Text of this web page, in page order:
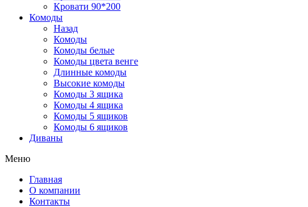
Кровати 90*200
Комоды
Назад
Комоды
Комоды белые
Комоды цвета венге
Длинные комоды
Высокие комоды
Комоды 3 ящика
Комоды 4 ящика
Комоды 5 ящиков
Комоды 6 ящиков
Диваны
Меню
Главная
О компании
Контакты